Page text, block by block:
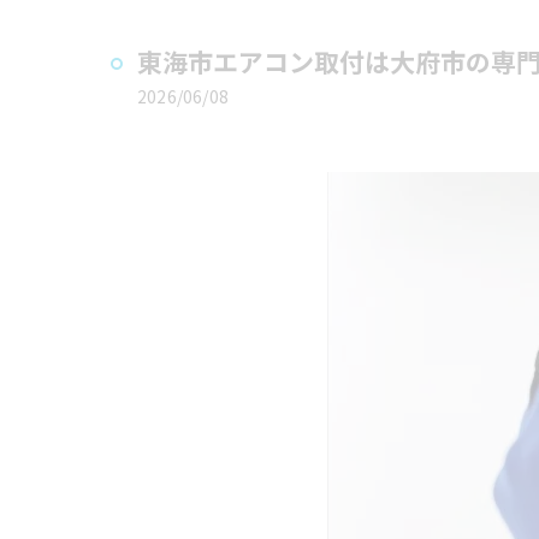
東海市エアコン取付は大府市の専
2026/06/08